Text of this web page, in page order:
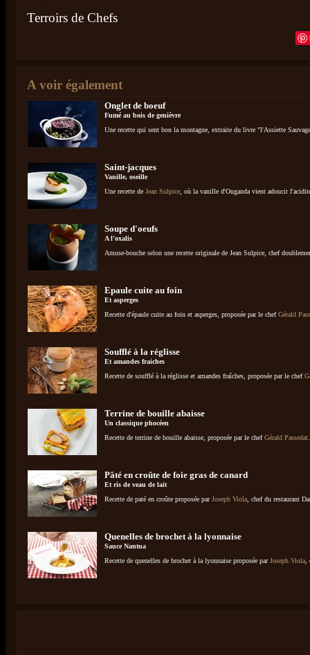
Terroirs de Chefs
A voir également
Onglet de boeuf
Fumé au bois de genièvre
Une recette qui sent bon la montagne, extraite du livre "l'Assiette
Saint-jacques
Vanille, oseille
Une recette de Jean Sulpice , où la vanille d'Ouganda vient adoucir
Soupe d'oeufs
A l'oxalis
Amuse-bouche selon une recette originale de Jean Sulpice, chef
Epaule cuite au foin
Et asperges
Recette d'épaule cuite au foin et asperges, proposée par le chefGérald
Soufflé à la réglisse
Et amandes fraiches
Recette de soufflé à la réglisse et amandes fraîches, proposée par le chef
Terrine de bouille abaisse
Un classique phocéen
Recette de terrine de bouille abaisse, proposée par le chefGérald Passedat
Pâté en croûte de foie gras de canard
Et ris de veau de lait
Recette de paté en croûte proposée parJoseph Viola , chef du restaurant
Quenelles de brochet à la lyonnaise
Sauce Nantua
Recette de quenelles de brochet à la lyonnaise proposée parJoseph Viola